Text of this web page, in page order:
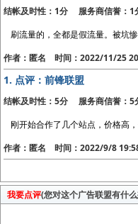
结帐及时性：1分 服务商信誉：
刷流量的，全都是假流量。被坑
作者：匿名 时间：2022/11/25
1. 点评：前锋联盟
结帐及时性：5分 服务商信誉：
刚开始合作了几个站点，价格高
作者：匿名 时间：2022/9/8
我要点评(您对这个广告联盟有什